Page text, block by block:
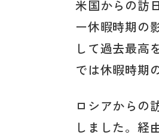
米国からの訪
ー休暇時期の
して過去最高
では休暇時期
ロシアからの
しました。経